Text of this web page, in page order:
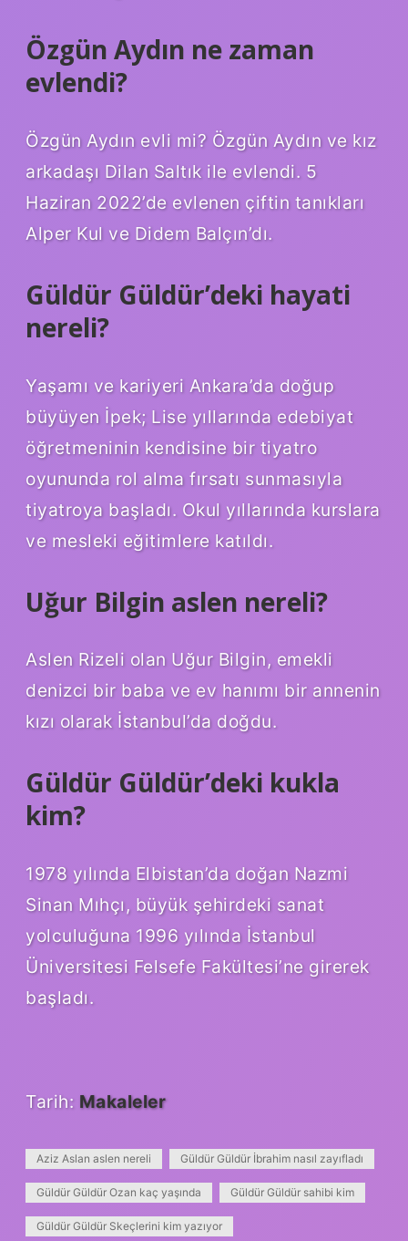
Özgün Aydın ne zaman
evlendi?
Özgün Aydın evli mi? Özgün Aydın ve kız
arkadaşı Dilan Saltık ile evlendi. 5
Haziran 2022’de evlenen çiftin tanıkları
Alper Kul ve Didem Balçın’dı.
Güldür Güldür’deki hayati
nereli?
Yaşamı ve kariyeri Ankara’da doğup
büyüyen İpek; Lise yıllarında edebiyat
öğretmeninin kendisine bir tiyatro
oyununda rol alma fırsatı sunmasıyla
tiyatroya başladı. Okul yıllarında kurslara
ve mesleki eğitimlere katıldı.
Uğur Bilgin aslen nereli?
Aslen Rizeli olan Uğur Bilgin, emekli
denizci bir baba ve ev hanımı bir annenin
kızı olarak İstanbul’da doğdu.
Güldür Güldür’deki kukla
kim?
1978 yılında Elbistan’da doğan Nazmi
Sinan Mıhçı, büyük şehirdeki sanat
yolculuğuna 1996 yılında İstanbul
Üniversitesi Felsefe Fakültesi’ne girerek
başladı.
Tarih: Makaleler
Aziz Aslan aslen nereli Güldür Güldür İbrahim nasıl zayıfladı
Güldür Güldür Ozan kaç yaşında Güldür Güldür sahibi kim
Güldür Güldür Skeçlerini kim yazıyor